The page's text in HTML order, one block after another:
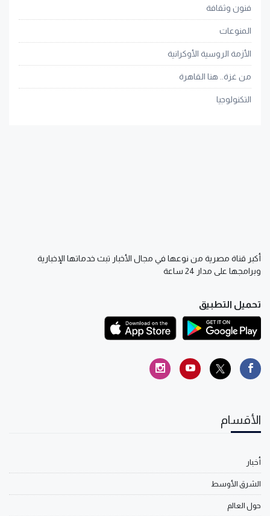
فنون وثقافة
المنوعات
الأزمة الروسية الأوكرانية
من غزة.. هنا القاهرة
التكنولوجيا
أكبر قناة مصرية من نوعها في مجال الأخبار تبث خدماتها الإخبارية
وبرامجها على مدار 24 ساعة
تحميل التطبيق
الأقسام
أخبار
الشرق الأوسط
حول العالم